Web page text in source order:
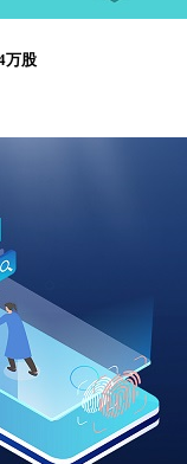
万股